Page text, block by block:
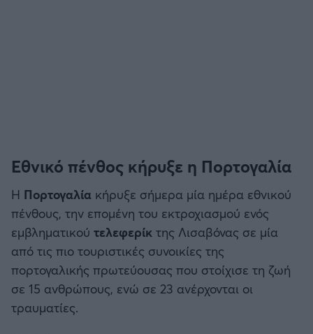
Εθνικό πένθος κήρυξε η Πορτογαλία
Η Πορτογαλία κήρυξε σήμερα μία ημέρα εθνικού
πένθους, την επομένη του εκτροχιασμού ενός
εμβληματικού τελεφερίκ της Λισαβόνας σε μία
από τις πιο τουριστικές συνοικίες της
πορτογαλικής πρωτεύουσας που στοίχισε τη ζωή
σε 15 ανθρώπους, ενώ σε 23 ανέρχονται οι
τραυματίες.